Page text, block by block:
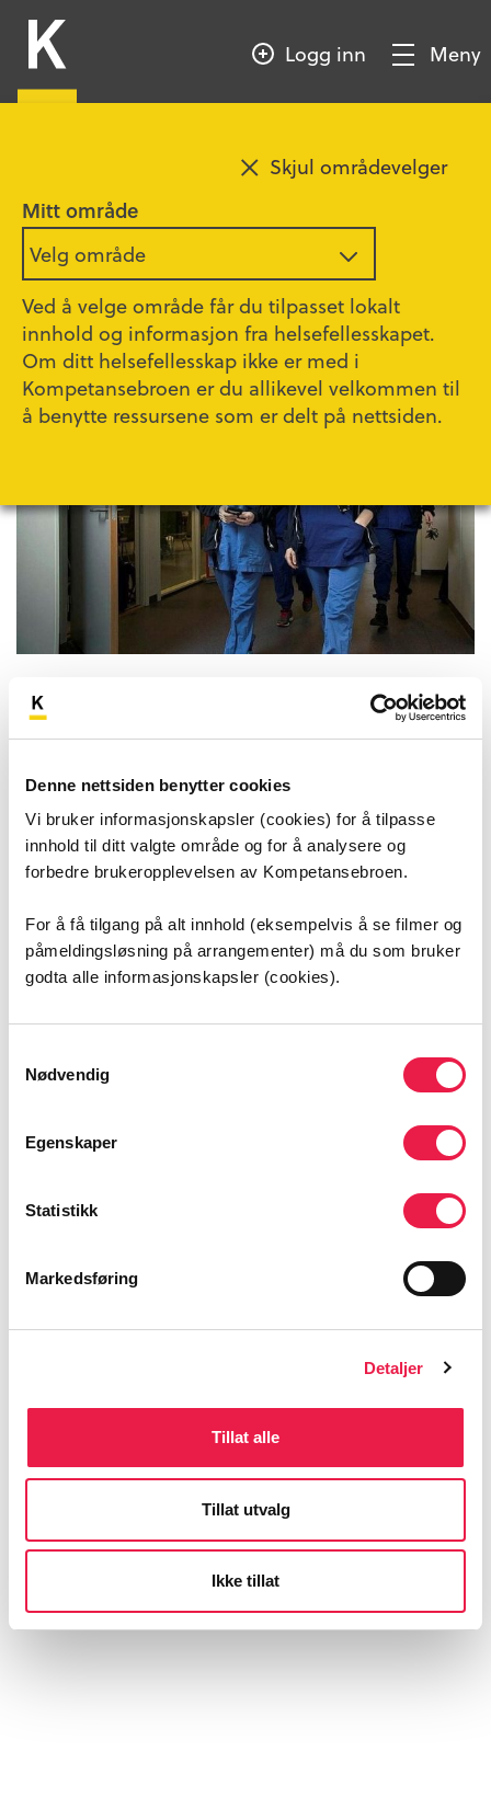
Denne nettsiden benytter cookies
Vi bruker informasjonskapsler (cookies) for å tilpasse
innhold til ditt valgte område og for å analysere og
forbedre brukeropplevelsen av Kompetansebroen.
For å få tilgang på alt innhold (eksempelvis å se filmer og
påmeldingsløsning på arrangementer) må du som bruker
godta alle informasjonskapsler (cookies).
Nødvendig
Egenskaper
Statistikk
Markedsføring
Detaljer
Tillat alle
Tillat utvalg
Ikke tillat
Mitt område
Velg område
Ved å velge område får du tilpasset lokalt
innhold og informasjon fra helsefellesskapet.
Om ditt helsefellesskap ikke er med i
Kompetansebroen er du allikevel velkommen til
å benytte ressursene som er delt på nettsiden.
Skjul områdevelger
HOVEDINNHOLD
KompetansebroenLogg inn
Vis/SkjulMeny
Fredrikstad –
hjemmesykepleie nord
Informasjon om hjemmesykepleien Fredrikstad
kommune
Praktisk informasjon om virksomheten
Hvor holder vi til?
Første dag i praksis
Alle fagartikler